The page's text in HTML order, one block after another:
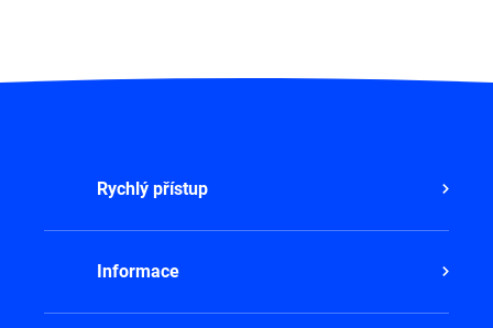
Rychlý přístup
Informace